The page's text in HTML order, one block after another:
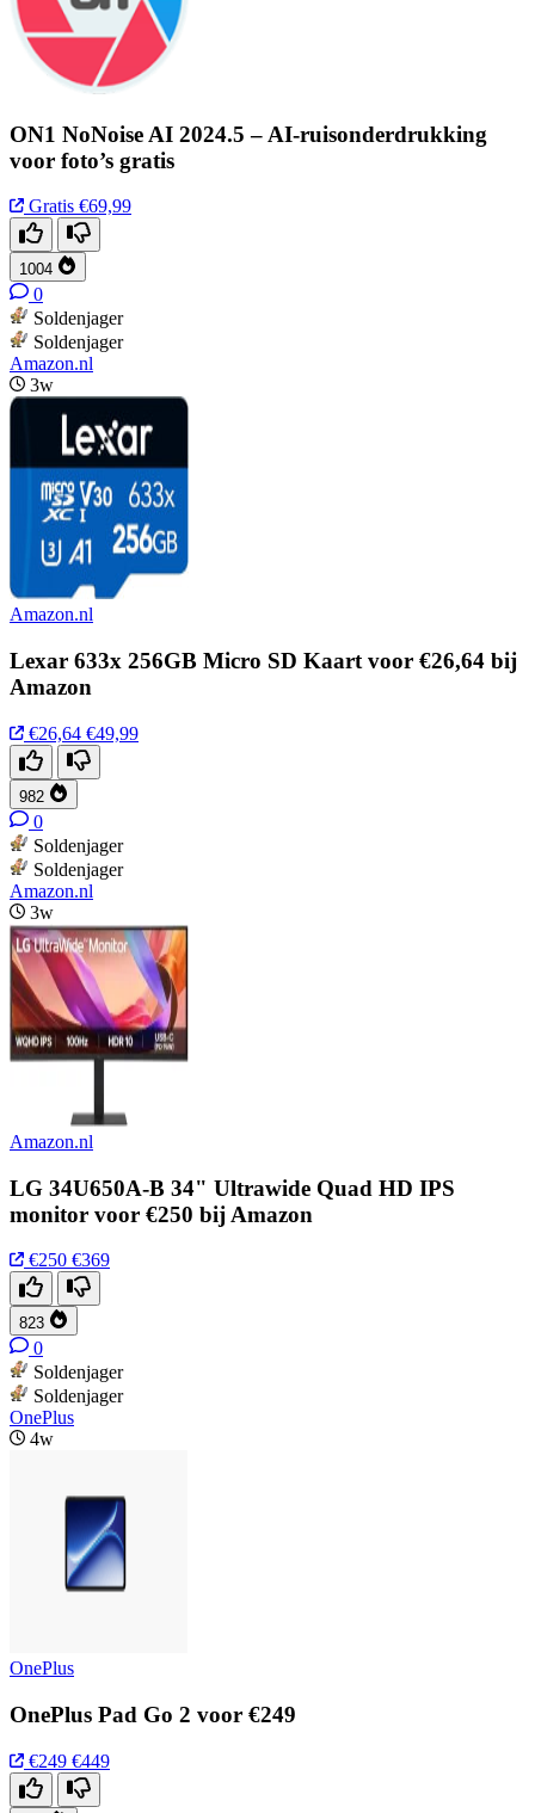
ON1 NoNoise AI 2024.5 – AI-ruisonderdrukking
voor foto’s gratis
Gratis €69,99
1004
0
Soldenjager
Soldenjager
Amazon.nl
3w
Amazon.nl
Lexar 633x 256GB Micro SD Kaart voor €26,64 bij
Amazon
€26,64 €49,99
982
0
Soldenjager
Soldenjager
Amazon.nl
3w
Amazon.nl
LG 34U650A-B 34" Ultrawide Quad HD IPS
monitor voor €250 bij Amazon
€250 €369
823
0
Soldenjager
Soldenjager
OnePlus
4w
OnePlus
OnePlus Pad Go 2 voor €249
€249 €449